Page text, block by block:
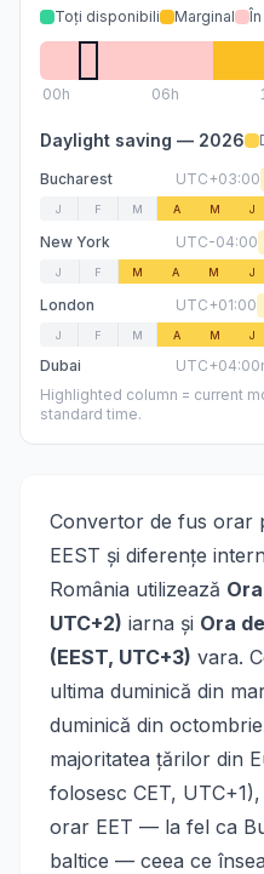
Toți disponibili Marginal
00h 06h
Daylight saving — 2026
Bucharest UTC+03:00
J F M A M J
New York UTC-04:00
J F M A M J
London UTC+01:00
J F M A M J
Dubai UTC+04:00
Highlighted column = current
standard time.
Convertor de fus orar
EEST și diferențe
România utilizează
UTC+2) iarna și Ora
(EEST, UTC+3) vara.
ultima duminică din
duminică din
majoritatea țărilor din
folosesc CET,
orar EET — la fel ca
baltice — ceea ce